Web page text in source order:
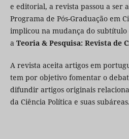
e editorial, a revista passou a ser
Programa de Pós-Graduação em
implicou na mudança do subtítulo
a Teoria & Pesquisa: Revista de
A revista aceita artigos em
tem por objetivo fomentar o
difundir artigos originais
da Ciência Política e suas subáreas.